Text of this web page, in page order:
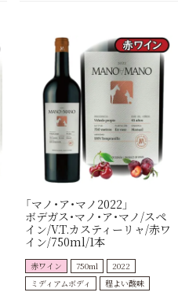
「マノ・ア・マノ2022」
ボデガス・マノ・ア・マノ/スペ
イン/V.T.カスティーリャ/赤ワ
イン/750ml/1本
赤ワイン 750ml
2022
ミディアムボディ
程よい酸味